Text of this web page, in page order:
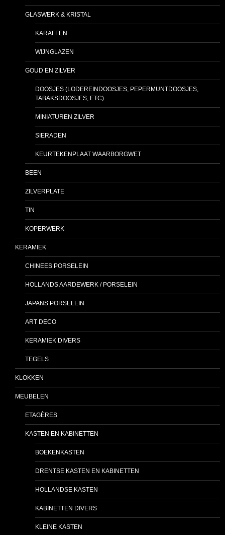
GLASWERK & KRISTAL
KARAFFEN
WIJNGLAZEN
GOUD EN ZILVER
DOOSJES (LODEREINDOOSJES, PEPERMUNTDOOSJES,
TABAKSDOOSJES, ETC)
MINIATUREN ZILVER
SIERADEN
KEURTEKENPLAAT WAARBORGWET
BEEN
ZILVERPLATE
TIN
KOPERWERK
KERAMIEK
CHINEES PORSELEIN
HOLLANDS AARDEWERK / PORSELEIN
JAPANS PORSELEIN
ART DECO
KERAMIEK DIVERS
TEGELS
KLOKKEN
MEUBELEN
ETAGÈRES
KASTEN EN KABINETTEN
BOEKENKASTEN
DRENTSE KASTEN EN KABINETTEN
HOLLANDSE KASTEN
KABINETTEN DIVERS
KLEINE KASTEN